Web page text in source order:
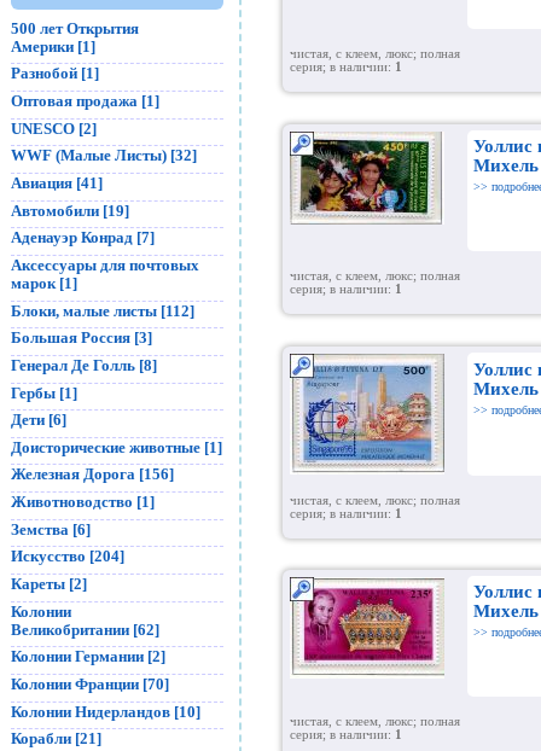
500 лет Открытия
Америки [1]
Разнобой [1]
Оптовая продажа [1]
UNESCO [2]
WWF (Малые Листы) [32]
Авиация [41]
Автомобили [19]
Аденауэр Конрад [7]
Аксессуары для почтовых
марок [1]
Блоки, малые листы [112]
Большая Россия [3]
Генерал Де Голль [8]
Гербы [1]
Дети [6]
Доисторические животные [1]
Железная Дорога [156]
Животноводство [1]
Земства [6]
Искусство [204]
Кареты [2]
Колонии
Великобритании [62]
Колонии Германии [2]
Колонии Франции [70]
Колонии Нидерландов [10]
Корабли [21]
чистая, с клеем, люкс; полная
серия; в наличии: 1
Уоллис
Михель
>>
чистая, с клеем, люкс; полная
серия; в наличии: 1
Уоллис
Михель
>>
чистая, с клеем, люкс; полная
серия; в наличии: 1
Уоллис
Михель
>>
чистая, с клеем, люкс; полная
серия; в наличии: 1